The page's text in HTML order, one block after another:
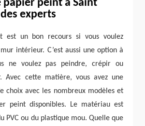
papier peint à Saint
experts
est un bon recours si vous voulez
intérieur. C’est aussi une option à
ne voulez pas peindre, crépir ou
Avec cette matière, vous avez une
choix avec les nombreux modèles et
peint disponibles. Le matériau est
PVC ou du plastique mou. Quelle que